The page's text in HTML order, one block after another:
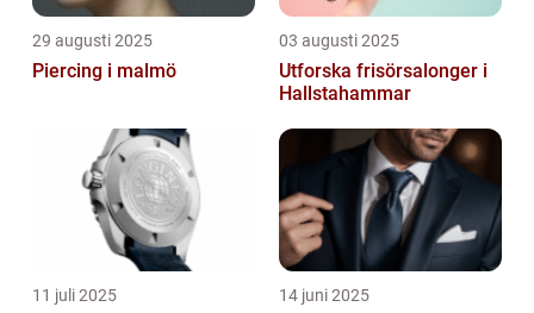
29 augusti 2025
Piercing i malmö
03 augusti 2025
Utforska frisörsalonger i
Hallstahammar
11 juli 2025 14 juni 2025